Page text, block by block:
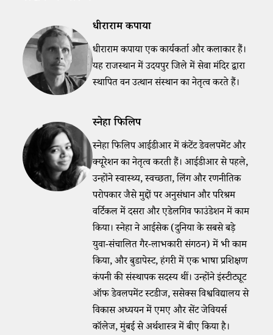
धीराराम कपाया
धीराराम कपाया एक कार्यकर्ता और कलाकार हैं।
यह राजस्थान में उदयपुर जिले में सेवा मंदिर द्वारा
स्थापित वन उत्थान संस्थान का नेतृत्व करते हैं।
स्नेहा फिलिप
स्नेहा फिलिप आईडीआर में कंटेंट डेवलपमेंट और
क्यूरेशन का नेतृत्व करती हैं। आईडीआर से पहले,
उन्होंने स्वास्थ्य, स्वच्छता, लिंग और रणनीतिक
परोपकार जैसे मुद्दों पर अनुसंधान और परिश्रम
वर्टिकल में दसरा और एडेलगिव फाउंडेशन में काम
किया। स्नेहा ने आईसेक (दुनिया के सबसे बड़े
युवा-संचालित गैर-लाभकारी संगठन) में भी काम
किया, और बुडापेस्ट, हंगरी में एक भाषा प्रशिक्षण
कंपनी की संस्थापक सदस्य थीं। उन्होंने इंस्टीट्यूट
ऑफ डेवलपमेंट स्टडीज, ससेक्स विश्वविद्यालय से
विकास अध्ययन में एमए और सेंट जेवियर्स
कॉलेज, मुंबई से अर्थशास्त्र में बीए किया है।